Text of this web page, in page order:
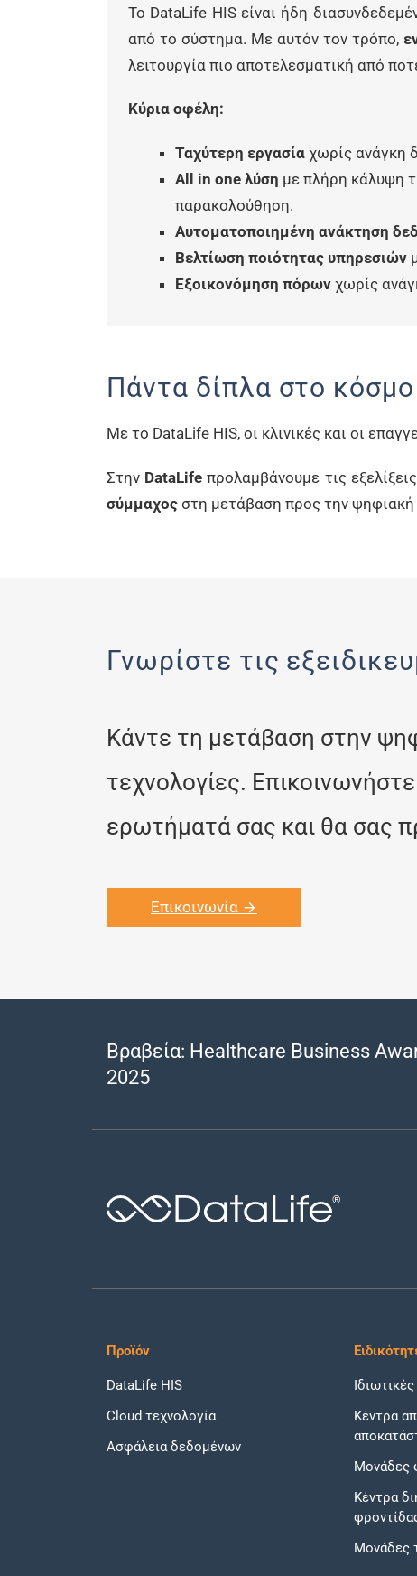
Το DataLife HIS είναι ήδη
από το σύστημα. Με αυτόν τον τρόπο,
λειτουργία πιο αποτελεσματική από
Κύρια οφέλη:
Ταχύτερη εργασίαχωρίς ανάγκη
All in one λύση με πλήρη κάλυψη
παρακολούθηση.
Αυτοματοποιημένη ανάκτηση
Βελτίωση ποιότητας υπηρεσιών
Εξοικονόμηση πόρωνχωρίς
Πάντα δίπλα στο κόσμο
Με το DataLife HIS, οι κλινικές και οι
Στην DataLife προλαμβάνουμε τις
σύμμαχος στη μετάβαση προς την ψηφιακή
Γνωρίστε τις
Κάντε τη μετάβαση στην
τεχνολογίες.
ερωτήματά σας και θα σας
Επικοινωνία
Βραβεία: Healthcare Business
2025
®
Προϊόν
DataLife HIS
Cloud τεχνολογία
Ασφάλεια δεδομένων
Κέντρα
Μονάδες
Κέντρα
Μονάδες